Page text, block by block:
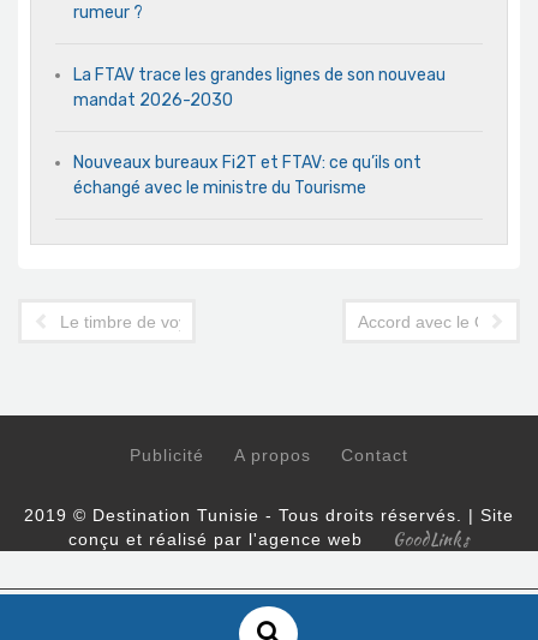
rumeur ?
La FTAV trace les grandes lignes de son nouveau
mandat 2026-2030
Nouveaux bureaux Fi2T et FTAV: ce qu’ils ont
échangé avec le ministre du Tourisme
Le timbre de voyage augmente et une nouvelle taxe de 2
Accord avec le Qatar :
Publicité A propos Contact
2019 © Destination Tunisie - Tous droits réservés. | Site
conçu et réalisé par l'agence web
GoodLinks